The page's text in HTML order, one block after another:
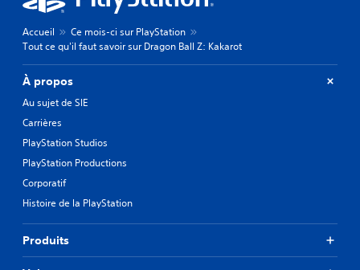
Accueil
Ce mois-ci sur PlayStation
Tout ce qu'il faut savoir sur Dragon Ball Z: Kakarot
À propos
Au sujet de SIE
Carrières
PlayStation Studios
PlayStation Productions
Corporatif
Histoire de la PlayStation
Produits